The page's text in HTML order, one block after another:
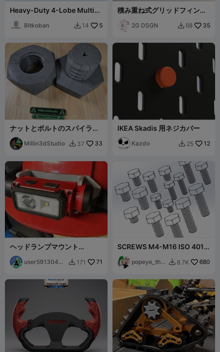
Heavy-Duty 4-Lobe Multi-
5/16")Bitkoban  14 5
積み重ね式グリッドフィンネ
リーファンネルトレイ
2G DSGN  68 35
ナットとボルトのスパイラル
フィジェット
Millin3dStudio  37 33
IKEA Skadis 用ネジカバー
Kazdo  25 12
ヘッドランプマウント
Milwaukee 2163-21 Bolt ハ
ードハット
user59130400
 171 71
SCREWS M4-M16 ISO 4017
(NORMAL HEX BOLT)
popeye_the_  8.7K 680